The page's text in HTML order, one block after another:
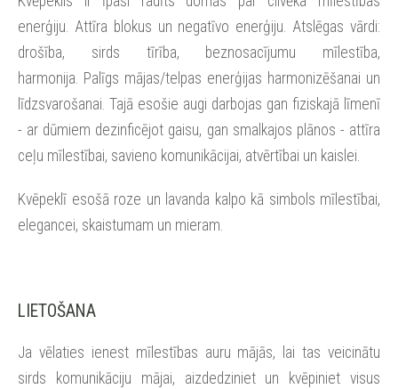
enerģiju. Attīra blokus un negatīvo enerģiju. Atslēgas vārdi:
drošība, sirds tīrība, beznosacījumu mīlestība,
harmonija. Palīgs mājas/telpas enerģijas harmonizēšanai un
līdzsvarošanai. Tajā esošie augi darbojas gan fiziskajā līmenī
- ar dūmiem dezinficējot gaisu, gan smalkajos plānos - attīra
ceļu mīlestībai, savieno komunikācijai, atvērtībai un kaislei.
Kvēpeklī esošā roze un lavanda kalpo kā simbols mīlestībai,
elegancei, skaistumam un mieram.
LIETOŠANA
Ja vēlaties ienest mīlestības auru mājās, lai tas veicinātu
sirds komunikāciju mājai, aizdedziniet un kvēpiniet visus